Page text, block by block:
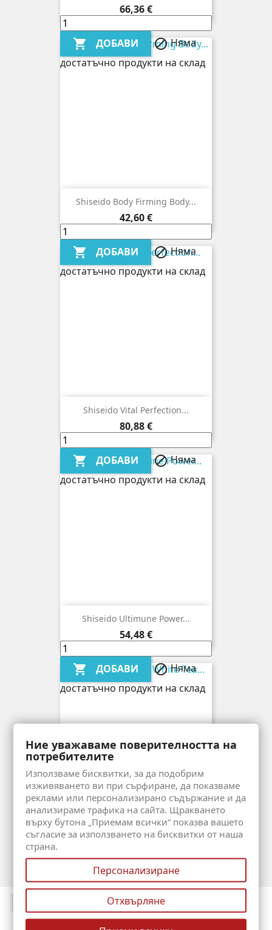
Цена
66,36 €
 ДОБАВИ Няма
достатъчно продукти на склад
Shiseido Body Firming Body...
Цена
42,60 €
 ДОБАВИ Няма
достатъчно продукти на склад
Shiseido Vital Perfection...
Цена
80,88 €
 ДОБАВИ Няма
достатъчно продукти на склад
Shiseido Ultimune Power...
Цена
54,48 €
 ДОБАВИ Няма
достатъчно продукти на склад
Elizabeth Arden White Tea...
 ДОБАВИ Няма
достатъчно продукти на склад
Ние уважаваме поверителността на
потребителите
Използваме бисквитки, за да подобрим
изживяването ви при сърфиране, да показваме
реклами или персонализирано съдържание и да
анализираме трафика на сайта. Щракването
върху бутона „Приемам всички“ показва вашето
съгласие за използването на бисквитки от наша
страна.
Персонализиране
Отхвърляне